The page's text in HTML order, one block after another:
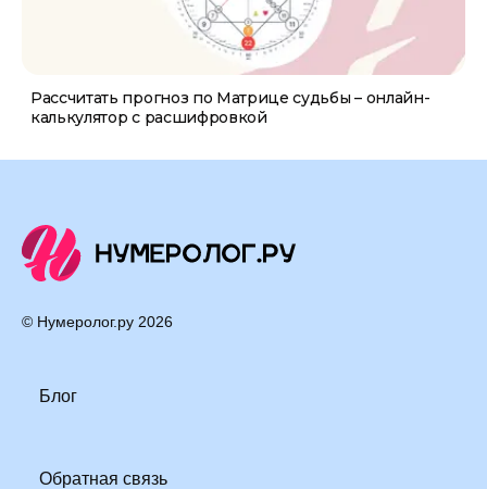
Рассчитать прогноз по Матрице судьбы – онлайн-
калькулятор с расшифровкой
© Нумеролог.ру 2026
Блог
Обратная связь